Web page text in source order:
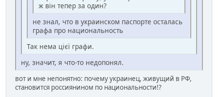
ж він тепер за один?
не знал, что в украинском паспорте осталась
графа про национальность
Так нема цієї графи.
ну, значит, я что-то недопонял.
вот и мне непонятно: почему украинец, живущий в РФ,
становится россиянином по национальности!?